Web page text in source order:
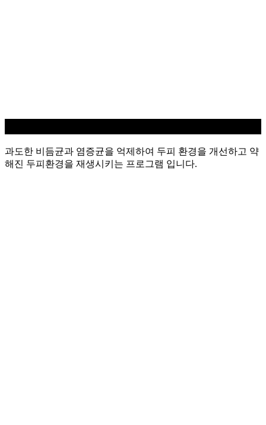
과도한 비듬균과 염증균을 억제하여 두피 환경을 개선하고 약
해진 두피환경을 재생시키는 프로그램 입니다.